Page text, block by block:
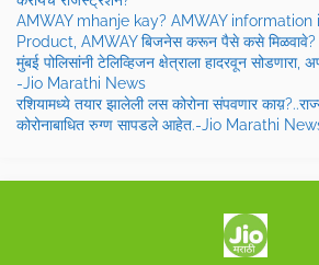
AMWAY mhanje kay? AMWAY information
Product, AMWAY बिजनेस करून पैसे कसे मिळवावे?
मुंबई पोलिसांनी टेलिव्हिजन क्षेत्राला हादरवून सोडणारा,
-Jio Marathi News
रशियामध्ये तयार झालेली लस कोरोना संपवणार
कोरोनाबाधित रुग्ण सापडले आहेत.-Jio Marathi